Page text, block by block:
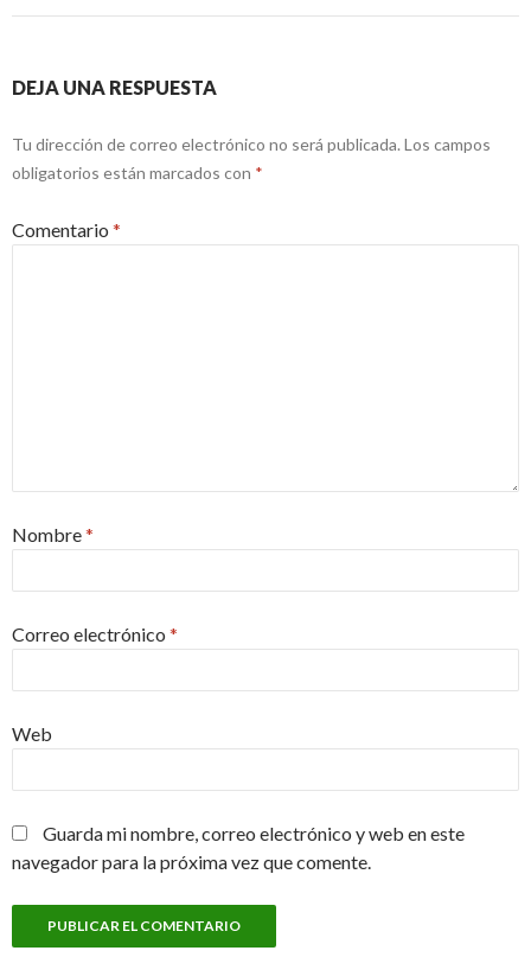
DEJA UNA RESPUESTA
Tu dirección de correo electrónico no será publicada. Los campos
obligatorios están marcados con *
Comentario *
Nombre*
Correo electrónico *
Web
Guarda mi nombre, correo electrónico y web en este
navegador para la próxima vez que comente.